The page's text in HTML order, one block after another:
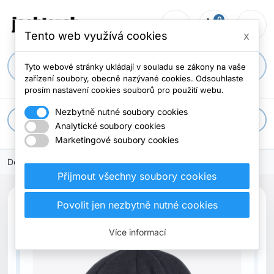
search
person_outline shopping_cart
0 menu
apps Všechny kategorie
Domů
Vyprodáno
Tento web využívá cookies x
Tyto webové stránky ukládají v souladu se zákony na vaše
zařízení soubory, obecně nazývané cookies. Odsouhlaste
prosím nastavení cookies souborů pro použití webu.
Nezbytně nutné soubory cookies
Analytické soubory cookies
Marketingové soubory cookies
Přijmout všechny soubory cookies
Povolit jen nezbytně nutné cookies
Více informací